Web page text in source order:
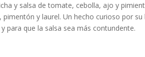
y salsa de tomate, cebolla, ajo y
y laurel. Un hecho curioso por su
para que la salsa sea más contundente.